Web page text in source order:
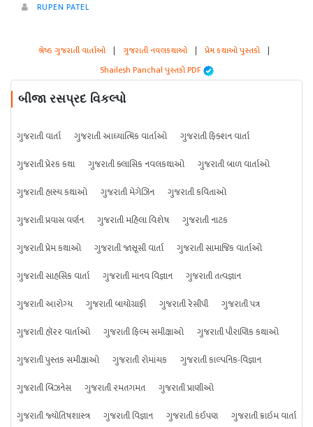
RUPEN PATEL
શ્રેષ્ઠ ગુજરાતી વાર્તાઓ | ગુજરાતી નવલકથાઓ | પ્રેમ કથાઓ પુસ્તકો |
Shailesh Panchal પુસ્તકો PDF
બીજા રસપ્રદ વિકલ્પો
ગુજરાતી વાર્તા ગુજરાતી આધ્યાત્મિક વાર્તાઓ
ગુજરાતી ફિક્શન વાર્તા
ગુજરાતી પ્રેરક કથા
ગુજરાતી ક્લાસિક નવલકથાઓ
ગુજરાતી બાળ વાર્તાઓ
ગુજરાતી હાસ્ય કથાઓ
ગુજરાતી મેગેઝિન
ગુજરાતી કવિતાઓ
ગુજરાતી પ્રવાસ વર્ણન
ગુજરાતી મહિલા વિશેષ
ગુજરાતી નાટક
ગુજરાતી પ્રેમ કથાઓ
ગુજરાતી જાસૂસી વાર્તા
ગુજરાતી સામાજિક વાર્તાઓ
ગુજરાતી સાહસિક વાર્તા
ગુજરાતી માનવ વિજ્ઞાન
ગુજરાતી તત્વજ્ઞાન
ગુજરાતી આરોગ્ય
ગુજરાતી બાયોગ્રાફી ગુજરાતી રેસીપી
ગુજરાતી પત્ર
ગુજરાતી હૉરર વાર્તાઓ
ગુજરાતી ફિલ્મ સમીક્ષાઓ
ગુજરાતી પૌરાણિક કથાઓ
ગુજરાતી પુસ્તક સમીક્ષાઓ
ગુજરાતી રોમાંચક
ગુજરાતી કાલ્પનિક-વિજ્ઞાન
ગુજરાતી બિઝનેસ
ગુજરાતી રમતગમત
ગુજરાતી પ્રાણીઓ
ગુજરાતી જ્યોતિષશાસ્ત્ર
ગુજરાતી વિજ્ઞાન ગુજરાતી કંઈપણ ગુજરાતી ક્રાઇમ વાર્તા